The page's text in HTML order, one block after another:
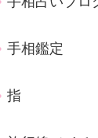
手相鑑定
指